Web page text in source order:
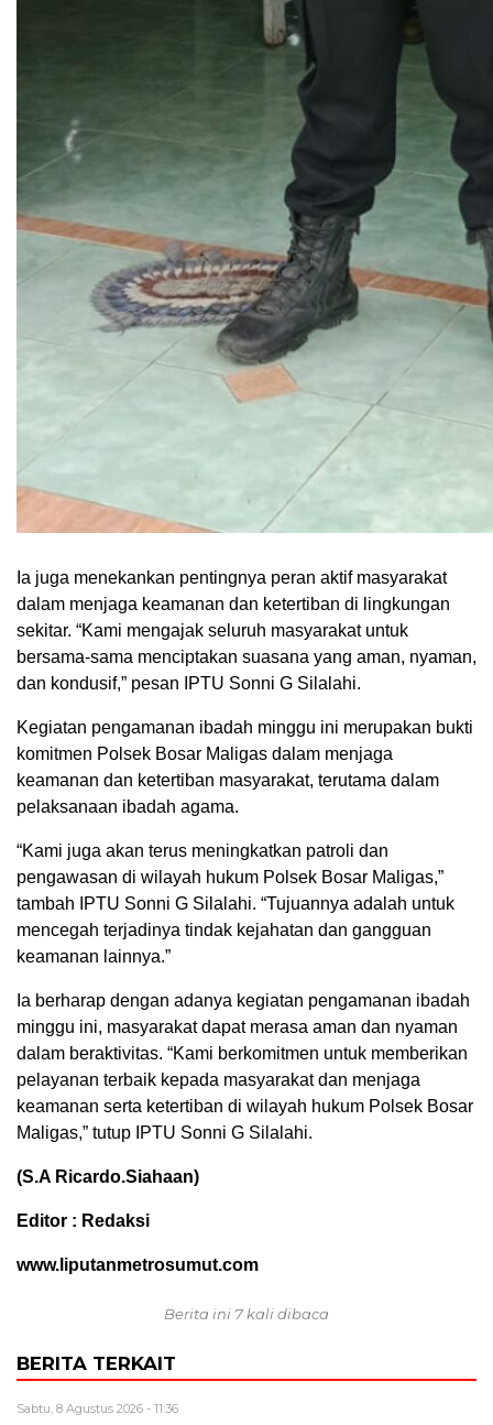
Ia juga menekankan pentingnya peran aktif masyarakat
dalam menjaga keamanan dan ketertiban di lingkungan
sekitar. “Kami mengajak seluruh masyarakat untuk
bersama-sama menciptakan suasana yang aman, nyaman,
dan kondusif,” pesan IPTU Sonni G Silalahi.
Kegiatan pengamanan ibadah minggu ini merupakan bukti
komitmen Polsek Bosar Maligas dalam menjaga
keamanan dan ketertiban masyarakat, terutama dalam
pelaksanaan ibadah agama.
“Kami juga akan terus meningkatkan patroli dan
pengawasan di wilayah hukum Polsek Bosar Maligas,”
tambah IPTU Sonni G Silalahi. “Tujuannya adalah untuk
mencegah terjadinya tindak kejahatan dan gangguan
keamanan lainnya.”
Ia berharap dengan adanya kegiatan pengamanan ibadah
minggu ini, masyarakat dapat merasa aman dan nyaman
dalam beraktivitas. “Kami berkomitmen untuk memberikan
pelayanan terbaik kepada masyarakat dan menjaga
keamanan serta ketertiban di wilayah hukum Polsek Bosar
Maligas,” tutup IPTU Sonni G Silalahi.
(S.A Ricardo.Siahaan)
Editor : Redaksi
www.liputanmetrosumut.com
Berita ini 7 kali dibaca
BERITA TERKAIT
Sabtu, 8 Agustus 2026 - 11:36